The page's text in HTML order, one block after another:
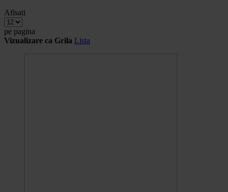
Afisati
pe pagina
Vizualizare ca Grila Lista